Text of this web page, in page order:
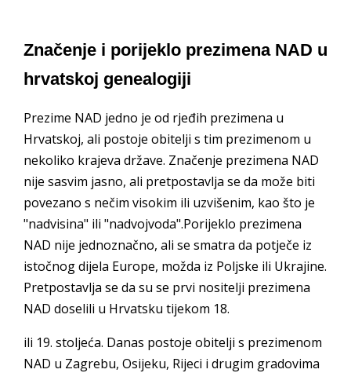
Značenje i porijeklo prezimena NAD u
hrvatskoj genealogiji
Prezime NAD jedno je od rjeđih prezimena u
Hrvatskoj, ali postoje obitelji s tim prezimenom u
nekoliko krajeva države. Značenje prezimena NAD
nije sasvim jasno, ali pretpostavlja se da može biti
povezano s nečim visokim ili uzvišenim, kao što je
"nadvisina" ili "nadvojvoda".Porijeklo prezimena
NAD nije jednoznačno, ali se smatra da potječe iz
istočnog dijela Europe, možda iz Poljske ili Ukrajine.
Pretpostavlja se da su se prvi nositelji prezimena
NAD doselili u Hrvatsku tijekom 18.
ili 19. stoljeća. Danas postoje obitelji s prezimenom
NAD u Zagrebu, Osijeku, Rijeci i drugim gradovima